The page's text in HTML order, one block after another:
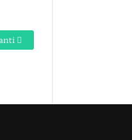
successivo: Come ti senti